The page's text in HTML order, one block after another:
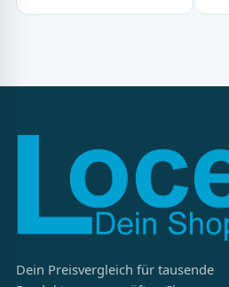
Dein Preisvergleich für tausende